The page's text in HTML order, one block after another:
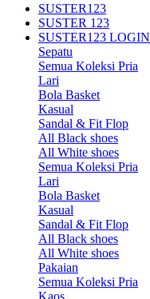
SUSTER123
SUSTER 123
SUSTER123 LOGIN
Sepatu
Semua Koleksi Pria
Lari
Bola Basket
Kasual
Sandal & Fit Flop
All Black shoes
All White shoes
Semua Koleksi Pria
Lari
Bola Basket
Kasual
Sandal & Fit Flop
All Black shoes
All White shoes
Pakaian
Semua Koleksi Pria
Kaos